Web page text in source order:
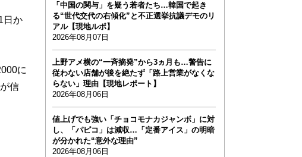
日か
に
信
「中国の関与」を疑う若者たち…韓国で起き
る“世代交代の右傾化”と不正選挙抗議デモのリ
アル【現地ルポ】
2026年08月07日
上野アメ横の“一斉摘発”から3ヵ月も…警告に
従わない店舗が後を絶たず「路上営業がなくな
らない」理由【現地レポート】
2026年08月06日
値上げでも強い「チョコモナカジャンボ」に対
し、「パピコ」は減収…「定番アイス」の明暗
が分かれた“意外な理由”
2026年08月06日